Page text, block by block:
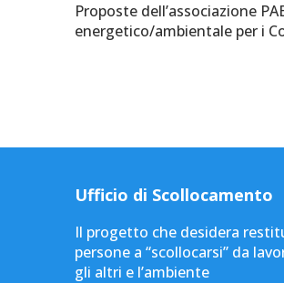
Proposte dell’associazione
energetico/ambientale per i
Ufficio di Scollocamento
Il progetto che desidera
persone a “scollocarsi” da
gli altri e l’ambiente